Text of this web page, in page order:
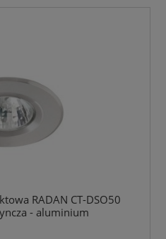
RADAN CT-DSO50
- aluminium